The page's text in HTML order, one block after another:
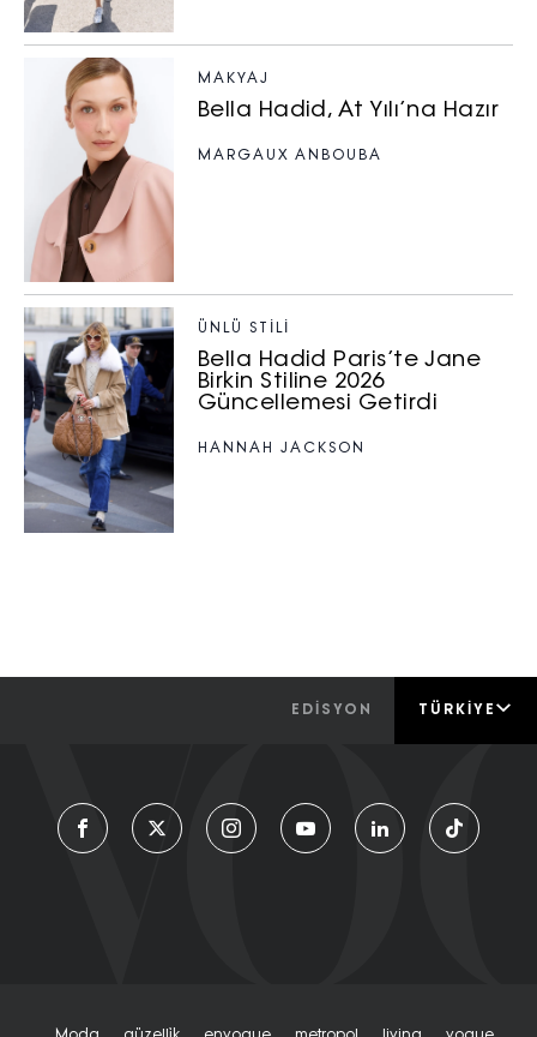
MAKYAJ
Bella Hadid, At Yılı’na Hazır
MARGAUX ANBOUBA
ÜNLÜ STILI
Bella Hadid Paris’te Jane
Birkin Stiline 2026
Güncellemesi Getirdi
HANNAH JACKSON
EDİSYON TÜRKIYE